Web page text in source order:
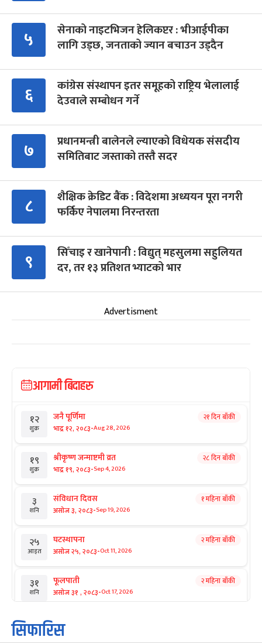
५
सेनाको नाइटभिजन हेलिकप्टर : भीआईपीका
लागि उड्छ, जनताको ज्यान बचाउन उड्दैन
६
कांग्रेस संस्थापन इतर समूहको राष्ट्रिय भेलालाई
देउवाले सम्बोधन गर्ने
७
प्रधानमन्त्री बालेनले ल्याएको विधेयक संसदीय
समितिबाट जस्ताको तस्तै सदर
८
शैक्षिक क्रेडिट बैंक : विदेशमा अध्ययन पूरा नगरी
फर्किए नेपालमा निरन्तरता
९
सिँचाइ र खानेपानी : विद्युत् महसुलमा सहुलियत
दर, तर १३ प्रतिशत भ्याटको भार
Advertisment
आगामी बिदाहरु
१२
शुक्र
जनै पूर्णिमा
भाद्र १२, २०८३-Aug 28, 2026
२१ दिन बाँकी
१९
शुक्र
श्रीकृष्ण जन्माष्टमी व्रत
भाद्र १९, २०८३-Sep 4, 2026
२८ दिन बाँकी
३
शनि
संविधान दिवस
असोज ३, २०८३-Sep 19, 2026
१ महिना बाँकी
२५
आइत
घटस्थापना
असोज २५, २०८३-Oct 11, 2026
२ महिना बाँकी
३१
शनि
फूलपाती
असोज ३१ , २०८३-Oct 17, 2026
२ महिना बाँकी
१
आइत
कार्तिक सङ्क्रान्ति
कार्तिक १, २०८३
सिफारिस